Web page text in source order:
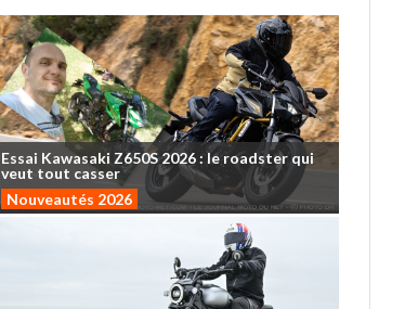
Essai Kawasaki Z650S2026:le roadster qui
veut tout casser
Nouveautés 2026